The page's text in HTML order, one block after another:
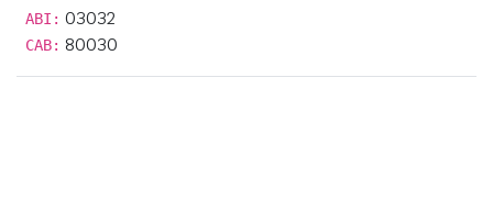
ABI: 03032
CAB: 80030